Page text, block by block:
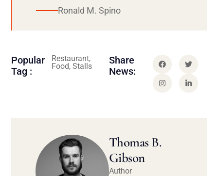
Ronald M. Spino
Popular
Tag :
Restaurant,
Food, Stalls
Share
News:
Thomas B.
Gibson
Author